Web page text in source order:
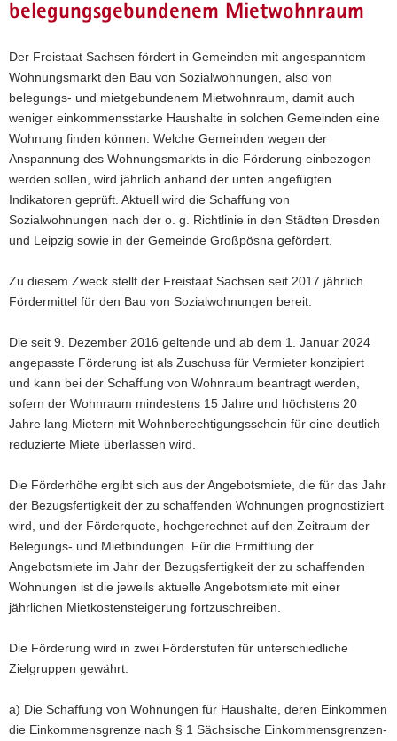
a
i
g
a
t
i
o
n
belegungsgebundenem Mietwohnraum
Der Freistaat Sachsen fördert in Gemeinden mit angespanntem
Wohnungsmarkt den Bau von Sozialwohnungen, also von
belegungs- und mietgebundenem Mietwohnraum, damit auch
weniger einkommensstarke Haushalte in solchen Gemeinden eine
Wohnung finden können. Welche Gemeinden wegen der
Anspannung des Wohnungsmarkts in die Förderung einbezogen
werden sollen, wird jährlich anhand der unten angefügten
Indikatoren geprüft. Aktuell wird die Schaffung von
Sozialwohnungen nach der o. g. Richtlinie in den Städten Dresden
und Leipzig sowie in der Gemeinde Großpösna gefördert.
Zu diesem Zweck stellt der Freistaat Sachsen seit 2017 jährlich
Fördermittel für den Bau von Sozialwohnungen bereit.
Die seit 9. Dezember 2016 geltende und ab dem 1. Januar 2024
angepasste Förderung ist als Zuschuss für Vermieter konzipiert
und kann bei der Schaffung von Wohnraum beantragt werden,
sofern der Wohnraum mindestens 15 Jahre und höchstens 20
Jahre lang Mietern mit Wohnberechtigungsschein für eine deutlich
reduzierte Miete überlassen wird.
Die Förderhöhe ergibt sich aus der Angebotsmiete, die für das Jahr
der Bezugsfertigkeit der zu schaffenden Wohnungen prognostiziert
wird, und der Förderquote, hochgerechnet auf den Zeitraum der
Belegungs- und Mietbindungen. Für die Ermittlung der
Angebotsmiete im Jahr der Bezugsfertigkeit der zu schaffenden
Wohnungen ist die jeweils aktuelle Angebotsmiete mit einer
jährlichen Mietkostensteigerung fortzuschreiben.
Die Förderung wird in zwei Förderstufen für unterschiedliche
Zielgruppen gewährt:
a) Die Schaffung von Wohnungen für Haushalte, deren Einkommen
die Einkommensgrenze nach § 1 Sächsische Einkommensgrenzen-